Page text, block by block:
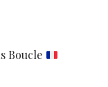
Boucle